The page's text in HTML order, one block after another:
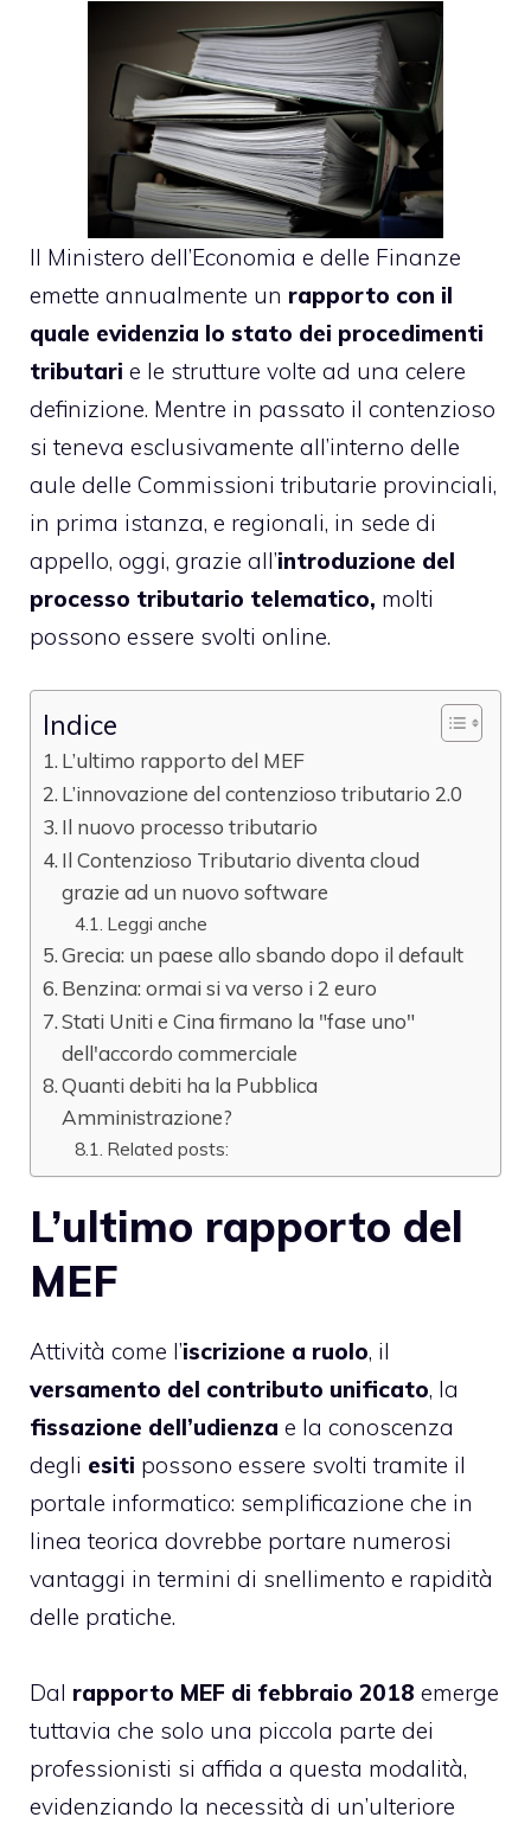
Il Ministero dell’Economia e delle Finanze
emette annualmente un rapporto con il
quale evidenzia lo stato dei procedimenti
tributari e le strutture volte ad una celere
definizione. Mentre in passato il contenzioso
si teneva esclusivamente all’interno delle
aule delle Commissioni tributarie provinciali,
in prima istanza, e regionali, in sede di
appello, oggi, grazie all’introduzione del
processo tributario telematico, molti
possono essere svolti online.
Indice
L’ultimo rapporto del MEF
L’innovazione del contenzioso tributario 2.0
Il nuovo processo tributario
Il Contenzioso Tributario diventa cloud
grazie ad un nuovo software
Leggi anche
Grecia: un paese allo sbando dopo il default
Benzina: ormai si va verso i 2 euro
Stati Uniti e Cina firmano la "fase uno"
dell'accordo commerciale
Quanti debiti ha la Pubblica
Amministrazione?
Related posts:
L’ultimo rapporto del
MEF
Attività come l’iscrizione a ruolo, il
versamento del contributo unificato, la
fissazione dell’udienza e la conoscenza
degli esiti possono essere svolti tramite il
portale informatico: semplificazione che in
linea teorica dovrebbe portare numerosi
vantaggi in termini di snellimento e rapidità
delle pratiche.
Dal rapporto MEF di febbraio 2018 emerge
tuttavia che solo una piccola parte dei
professionisti si affida a questa modalità,
evidenziando la necessità di un’ulteriore